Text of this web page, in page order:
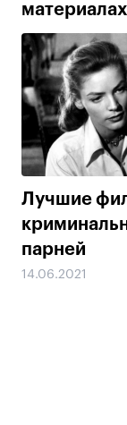
Лучшие
парней
14.06.2021